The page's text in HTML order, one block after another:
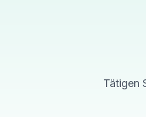
Tätigen